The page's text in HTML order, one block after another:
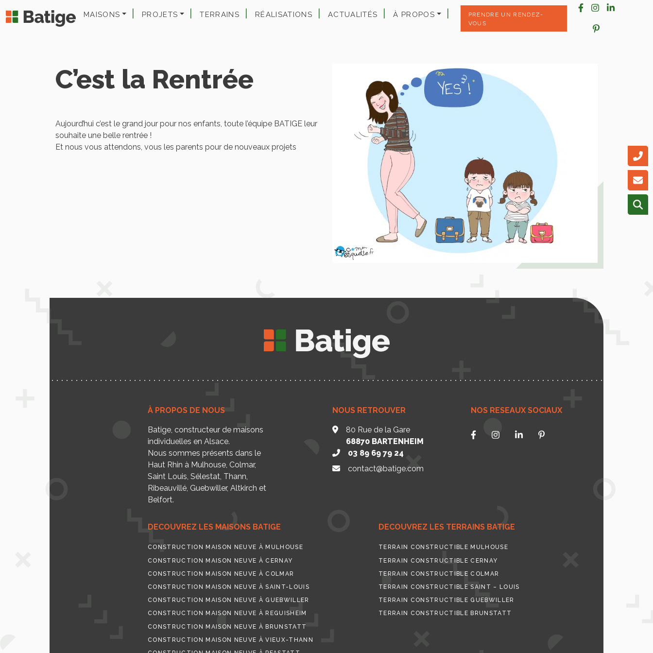
MAISONS PROJETS TERRAINS RÉALISATIONS ACTUALITÉS À PROPOS
PRENDRE UN RENDEZ-
VOUS
C’est la Rentrée
Aujourd’hui c’est le grand jour pour nos enfants, toute l’équipe BATIGE leur
souhaite une belle rentrée !
Et nous vous attendons, vous les parents pour de nouveaux projets
À PROPOS DE NOUS
Batige, constructeur de maisons
individuelles en Alsace.
Nous sommes présents dans le
Haut Rhin à Mulhouse, Colmar,
Saint Louis, Sélestat, Thann,
Ribeauvillé, Guebwiller, Altkirch et
Belfort.
NOUS RETROUVER
80 Rue de la Gare
68870 BARTENHEIM
03 89 69 79 24
contact@batige.com
NOS RESEAUX SOCIAUX
DECOUVREZ LES MAISONS BATIGE
CONSTRUCTION MAISON NEUVE À MULHOUSE
CONSTRUCTION MAISON NEUVE À CERNAY
CONSTRUCTION MAISON NEUVE À COLMAR
CONSTRUCTION MAISON NEUVE À SAINT-LOUIS
CONSTRUCTION MAISON NEUVE À GUEBWILLER
CONSTRUCTION MAISON NEUVE À REGUISHEIM
CONSTRUCTION MAISON NEUVE À BRUNSTATT
CONSTRUCTION MAISON NEUVE À VIEUX-THANN
DECOUVREZ LES TERRAINS BATIGE
TERRAIN CONSTRUCTIBLE MULHOUSE
TERRAIN CONSTRUCTIBLE CERNAY
TERRAIN CONSTRUCTIBLE COLMAR
TERRAIN CONSTRUCTIBLE SAINT – LOUIS
TERRAIN CONSTRUCTIBLE GUEBWILLER
TERRAIN CONSTRUCTIBLE BRUNSTATT